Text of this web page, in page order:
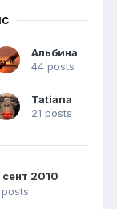
Альбина
44 posts
Tatiana
21 posts
сент 2010
posts